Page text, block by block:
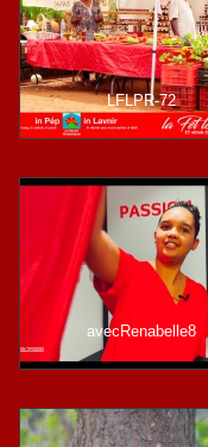
LFLPR-72
avecRenabelle8